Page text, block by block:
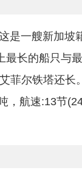
是一艘新加坡
长的船只与
菲尔铁塔还长
，航速:13节